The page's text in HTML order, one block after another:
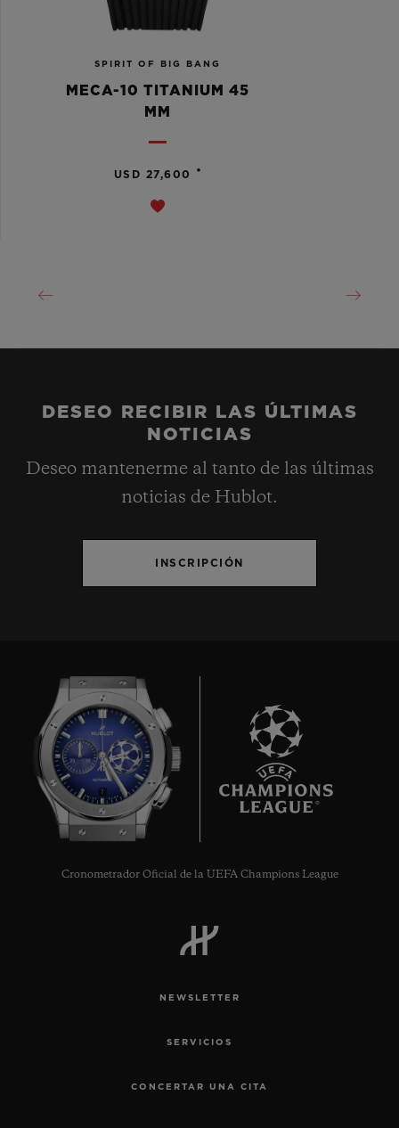
SPIRIT OF BIG BANG
MECA-10 TITANIUM 45
MM
USD 27,600 •
DESEO RECIBIR LAS ÚLTIMAS
NOTICIAS
Deseo mantenerme al tanto de las últimas
noticias de Hublot.
INSCRIPCIÓN
7
Cronometrador Oficial de la UEFA Champions League
NEWSLETTER
SERVICIOS
CONCERTAR UNA CITA